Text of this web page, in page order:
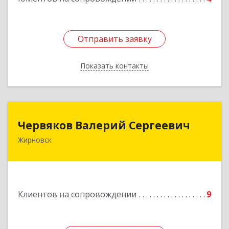
Отправить заявку
Показать контакты
Отправить заявку
Назад
Червяков Валерий Сергеевич
Жирновск
Клиентов на сопровождении 9
Червяков Валерий Сергеевич
Подробнее